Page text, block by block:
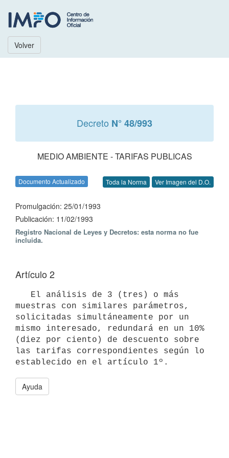
Volver
Decreto N° 48/993
MEDIO AMBIENTE - TARIFAS PUBLICAS
Documento Actualizado Toda la Norma Ver Imagen del D.O.
Promulgación: 25/01/1993
Publicación: 11/02/1993
Registro Nacional de Leyes y Decretos: esta norma no fue
incluida.
Artículo 2
muestras con similares parámetros,
solicitadas simultáneamente por un
mismo interesado, redundará en un 10%
(diez por ciento) de descuento sobre
las tarifas correspondientes según lo
establecido en el artículo 1º.
Ayuda